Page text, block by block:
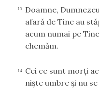
13 Doamne,
afară de Tine au
acum numai pe
chemăm.
14
Cei ce sunt morţi
nişte umbre şi nu